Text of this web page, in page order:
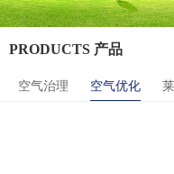
PRODUCTS 产品
空气治理 空气优化